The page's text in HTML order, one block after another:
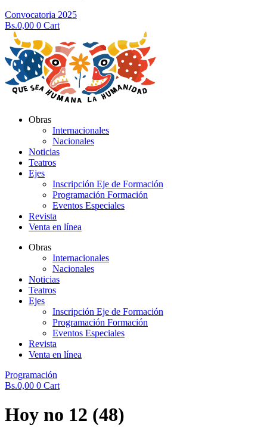
Convocatoria 2025
Bs.0,00 0 Cart
Obras
Internacionales
Nacionales
Noticias
Teatros
Ejes
Inscripción Eje de Formación
Programación Formación
Eventos Especiales
Revista
Venta en línea
Obras
Internacionales
Nacionales
Noticias
Teatros
Ejes
Inscripción Eje de Formación
Programación Formación
Eventos Especiales
Revista
Venta en línea
Programación
Bs.0,00 0 Cart
Hoy no 12 (48)